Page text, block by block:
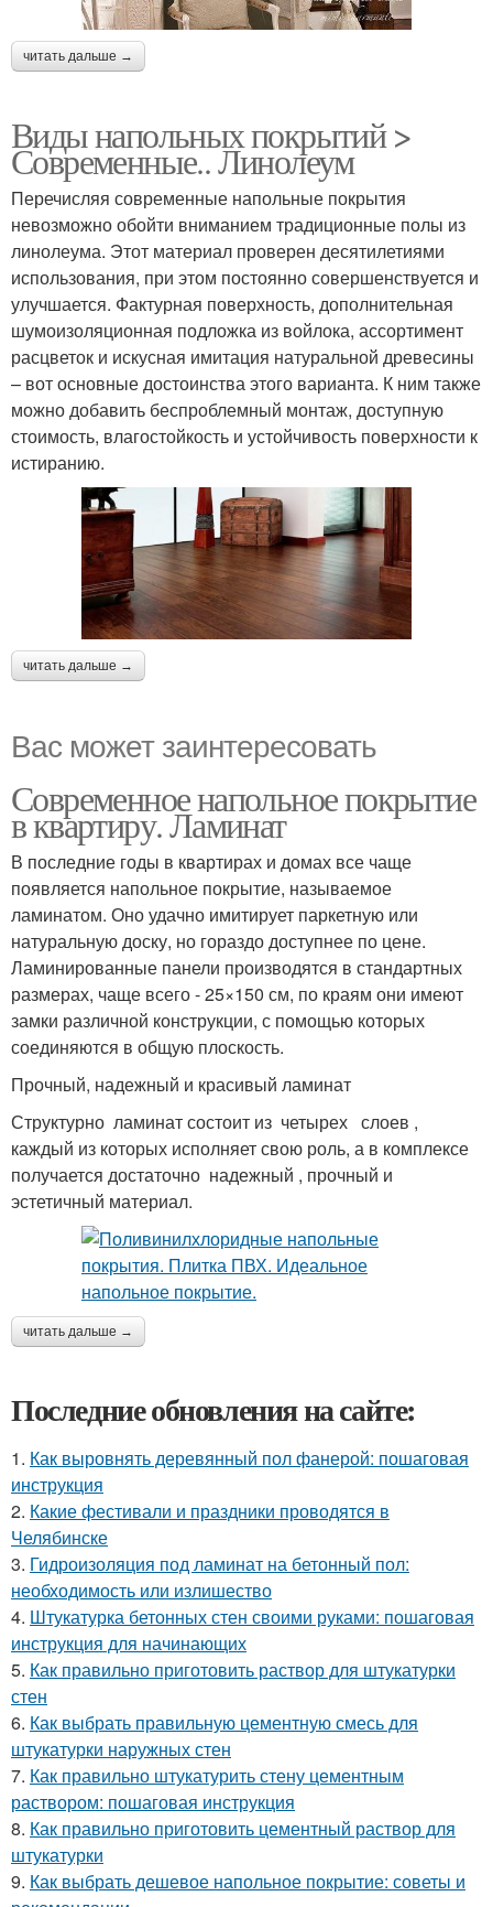
читать дальше →
Виды напольных покрытий >
Современные.. Линолеум
Перечисляя современные напольные покрытия
невозможно обойти вниманием традиционные полы из
линолеума. Этот материал проверен десятилетиями
использования, при этом постоянно совершенствуется и
улучшается. Фактурная поверхность, дополнительная
шумоизоляционная подложка из войлока, ассортимент
расцветок и искусная имитация натуральной древесины
– вот основные достоинства этого варианта. К ним также
можно добавить беспроблемный монтаж, доступную
стоимость, влагостойкость и устойчивость поверхности к
истиранию.
читать дальше →
Вас может заинтересовать
Современное напольное покрытие
в квартиру. Ламинат
В последние годы в квартирах и домах все чаще
появляется напольное покрытие, называемое
ламинатом. Оно удачно имитирует паркетную или
натуральную доску, но гораздо доступнее по цене.
Ламинированные панели производятся в стандартных
размерах, чаще всего - 25×150 см, по краям они имеют
замки различной конструкции, с помощью которых
соединяются в общую плоскость.
Прочный, надежный и красивый ламинат
Структурно ламинат состоит из четырех слоев ,
каждый из которых исполняет свою роль, а в комплексе
получается достаточно надежный , прочный и
эстетичный материал.
читать дальше →
Последние обновления на сайте:
1. Как выровнять деревянный пол фанерой: пошаговая
инструкция
2. Какие фестивали и праздники проводятся в
Челябинске
3. Гидроизоляция под ламинат на бетонный пол:
необходимость или излишество
4. Штукатурка бетонных стен своими руками: пошаговая
инструкция для начинающих
5. Как правильно приготовить раствор для штукатурки
стен
6. Как выбрать правильную цементную смесь для
штукатурки наружных стен
7. Как правильно штукатурить стену цементным
раствором: пошаговая инструкция
8. Как правильно приготовить цементный раствор для
штукатурки
9. Как выбрать дешевое напольное покрытие: советы и